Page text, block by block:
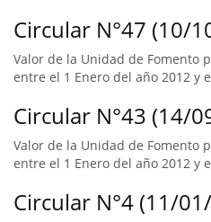
Circular N°47 (10/
Valor de la Unidad de Fomento
entre el 1 Enero del año 2012 y
Circular N°43 (14/
Valor de la Unidad de Fomento
entre el 1 Enero del año 2012 y
Circular N°4 (11/